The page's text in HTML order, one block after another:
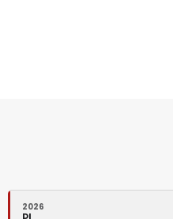
2026
DI